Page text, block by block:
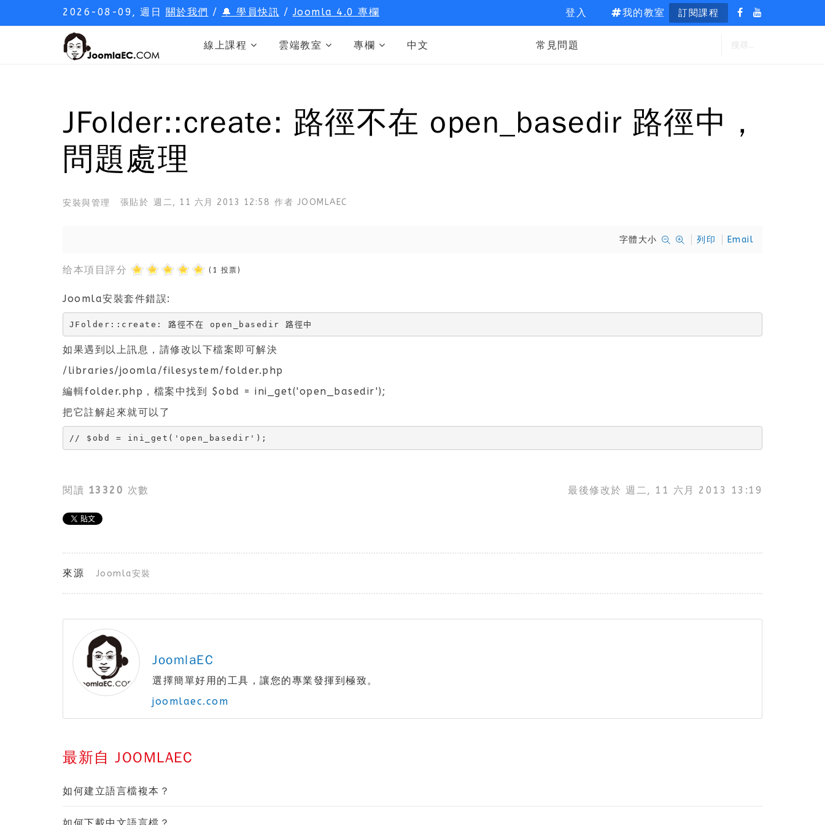
2026-08-09, 週日 關於我們 / 🔔 學員快訊 /Joomla 4.0 專欄 登入 我的教室 訂閱課程
線上課程 雲端教室 專欄 中文 常見問題
JFolder::create: 路徑不在 open_basedir 路徑中，
問題處理
安裝與管理 張貼於 週二, 11 六月 2013 12:58 作者 JOOMLAEC
字體大小 列印 Email
给本項目評分 (1 投票)
Joomla安裝套件錯誤:
JFolder::create: 路徑不在 open_basedir 路徑中
如果遇到以上訊息，請修改以下檔案即可解決
/libraries/joomla/filesystem/folder.php
編輯folder.php，檔案中找到 $obd = ini_get('open_basedir');
把它註解起來就可以了
// $obd = ini_get('open_basedir');
閱讀 13320 次數 最後修改於 週二, 11 六月 2013 13:19
來源 Joomla安裝
JoomlaEC
選擇簡單好用的工具，讓您的專業發揮到極致。
joomlaec.com
最新自 JOOMLAEC
如何建立語言檔複本？